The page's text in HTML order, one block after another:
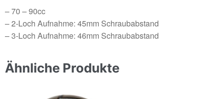
– 70 – 90cc
– 2-Loch Aufnahme: 45mm Schraubabstand
– 3-Loch Aufnahme: 46mm Schraubabstand
Ähnliche Produkte